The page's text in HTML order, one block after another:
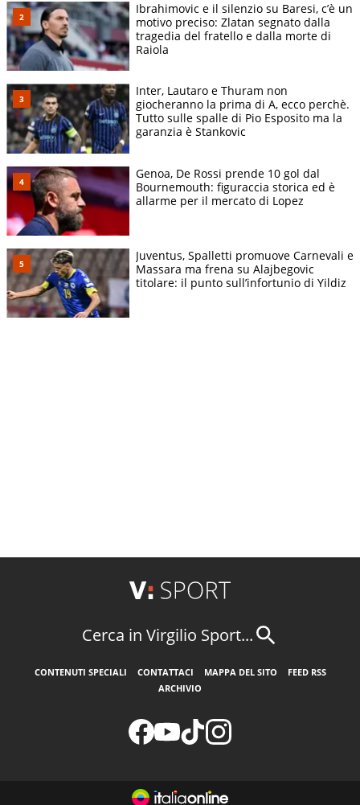
Ibrahimovic e il silenzio su Baresi, c’è un
motivo preciso: Zlatan segnato dalla
tragedia del fratello e dalla morte di
Raiola
Inter, Lautaro e Thuram non
giocheranno la prima di A, ecco perchè.
Tutto sulle spalle di Pio Esposito ma la
garanzia è Stankovic
Genoa, De Rossi prende 10 gol dal
Bournemouth: figuraccia storica ed è
allarme per il mercato di Lopez
Juventus, Spalletti promuove Carnevali e
Massara ma frena su Alajbegovic
titolare: il punto sull’infortunio di Yildiz
Cerca in Virgilio Sport...
CONTENUTI SPECIALI CONTATTACI MAPPA DEL SITO
FEED RSS
ARCHIVIO